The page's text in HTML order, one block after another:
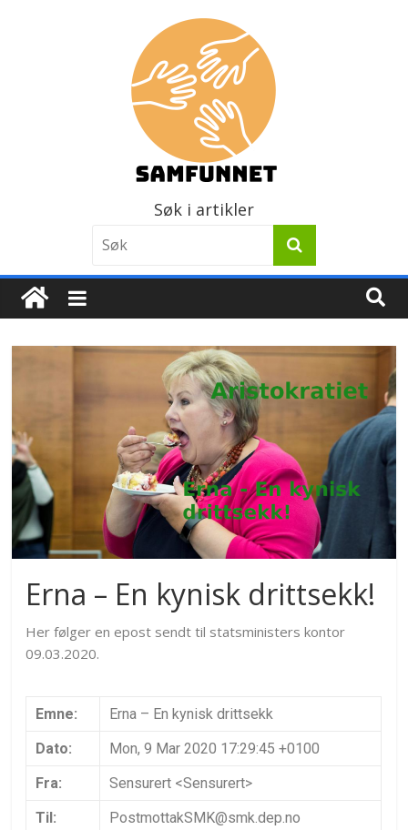
Søk i artikler
Erna – En kynisk drittsekk!
Her følger en epost sendt til statsministers kontor
09.03.2020.
Emne:
Erna – En kynisk drittsekk
Dato:
Mon, 9 Mar 2020 17:29:45 +0100
Fra:
Sensurert <Sensurert>
Til:
PostmottakSMK@smk.dep.no